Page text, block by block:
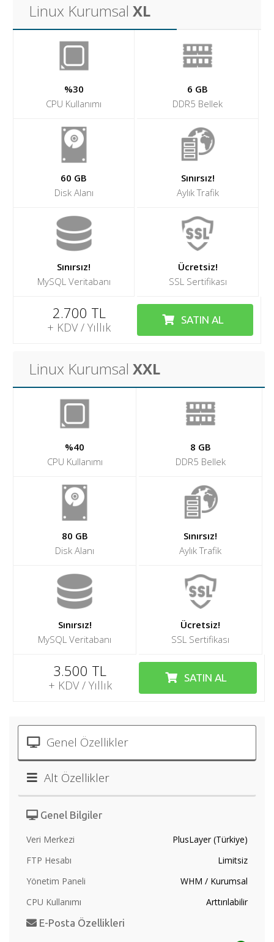
Linux Kurumsal XL
%30
CPU Kullanımı
6 GB
DDR5 Bellek
60 GB
Disk Alanı
Sınırsız!
Aylık Trafik
Sınırsız!
MySQL Veritabanı
Ücretsiz!
SSL Sertifikası
2.700 TL
+ KDV / Yıllık
SATIN AL
Linux Kurumsal XXL
%40
CPU Kullanımı
8 GB
DDR5 Bellek
80 GB
Disk Alanı
Sınırsız!
Aylık Trafik
Sınırsız!
MySQL Veritabanı
Ücretsiz!
SSL Sertifikası
3.500 TL
+ KDV / Yıllık
SATIN AL
Genel Özellikler
Alt Özellikler
Genel Bilgiler
Veri Merkezi
PlusLayer (Türkiye)
FTP Hesabı
Limitsiz
Yönetim Paneli
WHM / Kurumsal
CPU Kullanımı
Arttırılabilir
E-Posta Özellikleri